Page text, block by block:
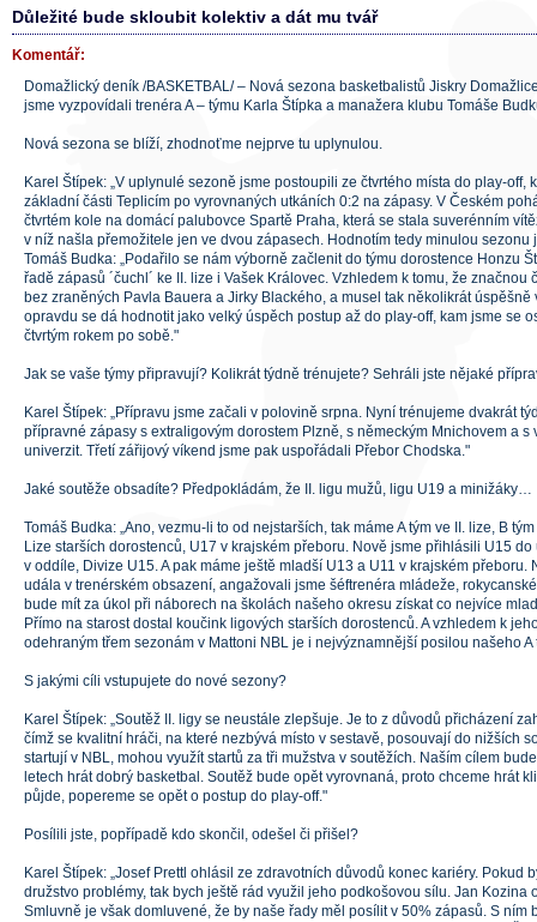
Důležité bude skloubit kolektiv a dát mu tvář
Komentář:
Domažlický deník /BASKETBAL/ – Nová sezona basketbalistů Jiskry
jsme vyzpovídali trenéra A – týmu Karla Štípka a manažera klubu Tomáše
Nová sezona se blíží, zhodnoťme nejprve tu uplynulou.
Karel Štípek: „V uplynulé sezoně jsme postoupili ze čtvrtého místa do play-off,
základní části Teplicím po vyrovnaných utkáních 0:2 na zápasy. V Českém
čtvrtém kole na domácí palubovce Spartě Praha, která se stala suverénním
v níž našla přemožitele jen ve dvou zápasech. Hodnotím tedy minulou sezonu
Tomáš Budka: „Podařilo se nám výborně začlenit do týmu dorostence Honzu
řadě zápasů ´čuchl´ ke II. lize i Vašek Královec. Vzhledem k tomu, že značnou
bez zraněných Pavla Bauera a Jirky Blackého, a musel tak několikrát úspěšně
opravdu se dá hodnotit jako velký úspěch postup až do play-off, kam jsme se
čtvrtým rokem po sobě."
Jak se vaše týmy připravují? Kolikrát týdně trénujete? Sehráli jste nějaké
Karel Štípek: „Přípravu jsme začali v polovině srpna. Nyní trénujeme dvakrát
přípravné zápasy s extraligovým dorostem Plzně, s německým Mnichovem a s
univerzit. Třetí zářijový víkend jsme pak uspořádali Přebor Chodska."
Jaké soutěže obsadíte? Předpokládám, že II. ligu mužů, ligu U19 a minižáky…
Tomáš Budka: „Ano, vezmu-li to od nejstarších, tak máme A tým ve II. lize, B
Lize starších dorostenců, U17 v krajském přeboru. Nově jsme přihlásili U15
v oddíle, Divize U15. A pak máme ještě mladší U13 a U11 v krajském přeboru.
udála v trenérském obsazení, angažovali jsme šéftrenéra mládeže,
bude mít za úkol při náborech na školách našeho okresu získat co nejvíce
Přímo na starost dostal koučink ligových starších dorostenců. A vzhledem k
odehraným třem sezonám v Mattoni NBL je i nejvýznamnější posilou našeho A
S jakými cíli vstupujete do nové sezony?
Karel Štípek: „Soutěž II. ligy se neustále zlepšuje. Je to z důvodů přicházení
čímž se kvalitní hráči, na které nezbývá místo v sestavě, posouvají do nižších
startují v NBL, mohou využít startů za tři mužstva v soutěžích. Naším cílem
letech hrát dobrý basketbal. Soutěž bude opět vyrovnaná, proto chceme hrát
půjde, popereme se opět o postup do play-off."
Posílili jste, popřípadě kdo skončil, odešel či přišel?
Karel Štípek: „Josef Prettl ohlásil ze zdravotních důvodů konec kariéry. Pokud
družstvo problémy, tak bych ještě rád využil jeho podkošovou sílu. Jan Kozina
Smluvně je však domluvené, že by naše řady měl posílit v 50% zápasů. S ním